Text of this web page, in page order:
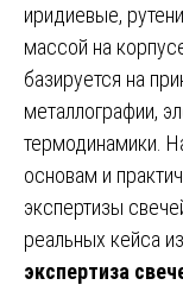
иридиевые,
массой на
базируется на
металлографии,
термодинамики.
основам и
экспертизы
реальных кейса
экспертиза